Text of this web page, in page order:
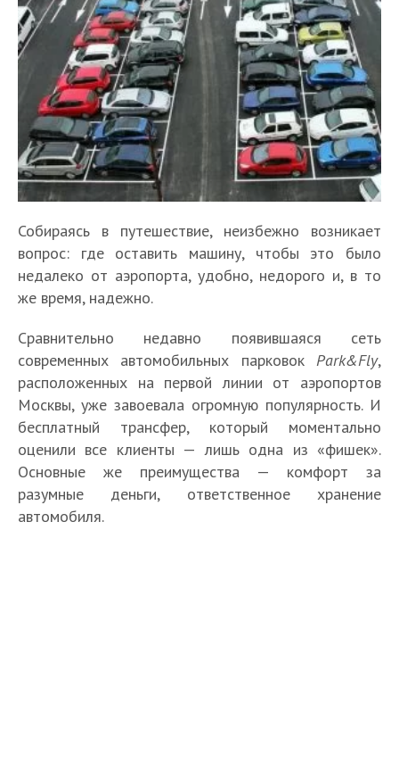
Собираясь в путешествие, неизбежно возникает
вопрос: где оставить машину, чтобы это было
недалеко от аэропорта, удобно, недорого и, в то
же время, надежно.
Сравнительно недавно появившаяся сеть
современных автомобильных парковок Park&Fly,
расположенных на первой линии от аэропортов
Москвы, уже завоевала огромную популярность. И
бесплатный трансфер, который моментально
оценили все клиенты — лишь одна из «фишек».
Основные же преимущества — комфорт за
разумные деньги, ответственное хранение
автомобиля.